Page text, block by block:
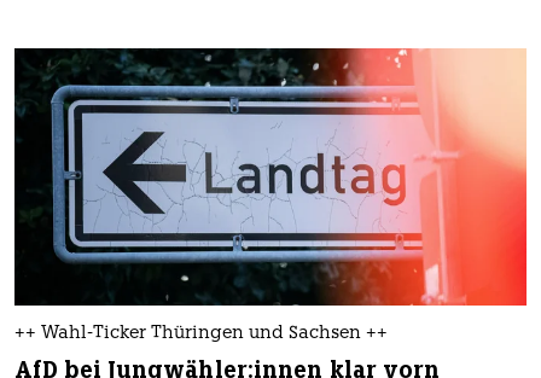
++ Wahl-Ticker Thüringen und Sachsen ++
AfD bei Jung­wäh­le­r:in­nen klar vorn